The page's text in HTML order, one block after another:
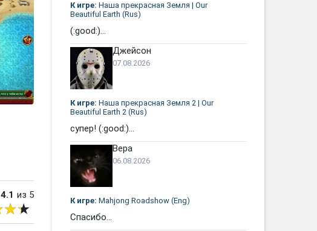
4.1 из 5
К игре: Наша прекрасная Земля | Our
Beautiful Earth (Rus)
(:good:)...
Джейсон
07.08.2026
К игре: Наша прекрасная Земля 2 | Our
Beautiful Earth 2 (Rus)
супер! (:good:)...
Вера
06.08.2026
К игре: Mahjong Roadshow (Eng)
Спасибо...